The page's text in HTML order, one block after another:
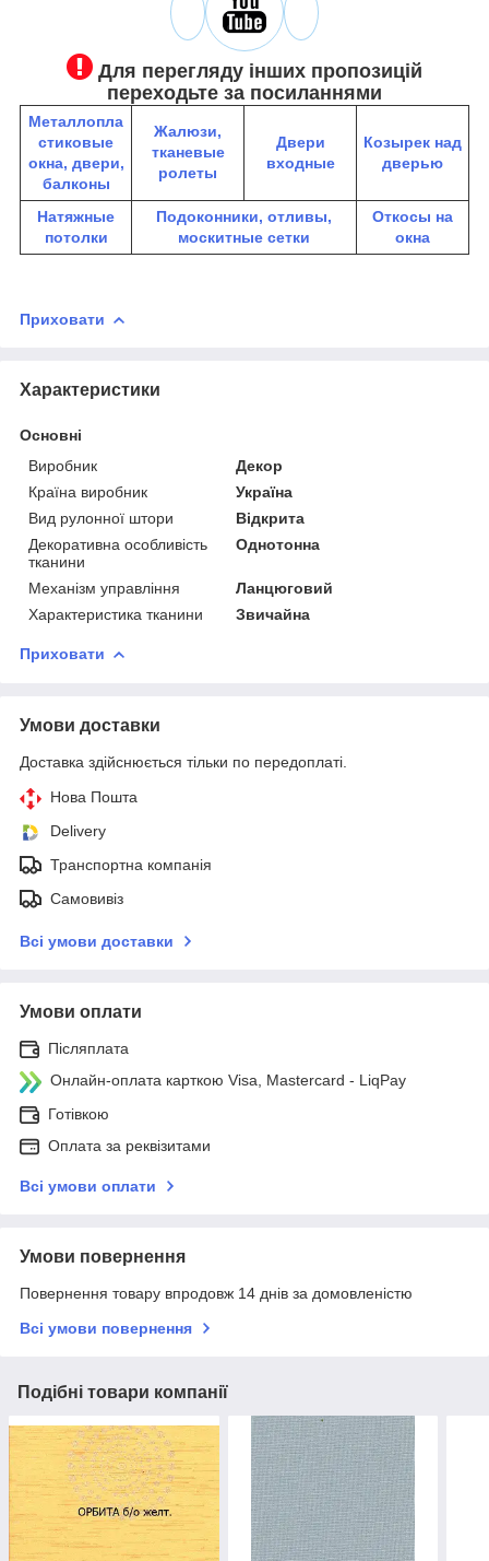
Для перегляду інших пропозицій
переходьте за посиланнями
Металлопла
стиковые
окна, двери,
балконы
Жалюзи,
тканевые
ролеты
Двери
входные
Козырек над
дверью
Натяжные
потолки
Подоконники, отливы,
москитные сетки
Откосы на
окна
Приховати
Характеристики
Основні
Виробник
Декор
Країна виробник
Україна
Вид рулонної штори
Відкрита
Декоративна особливість
тканини
Однотонна
Механізм управління
Ланцюговий
Характеристика тканини
Звичайна
Приховати
Умови доставки
Доставка здійснюється тільки по передоплаті.
Нова Пошта
Delivery
Транспортна компанія
Самовивіз
Всі умови доставки
Умови оплати
Післяплата
Онлайн-оплата карткою Visa, Mastercard - LiqPay
Готівкою
Оплата за реквізитами
Всі умови оплати
Умови повернення
Повернення товару впродовж 14 днів за домовленістю
Всі умови повернення
Подібні товари компанії